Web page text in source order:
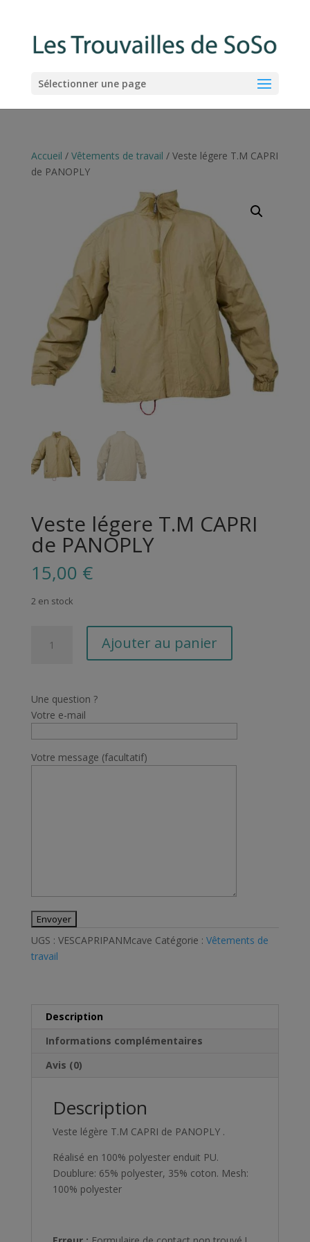
Sélectionner une page
Accueil / Vêtements de travail / Veste légere T.M CAPRI
de PANOPLY
Veste légere T.M CAPRI
de PANOPLY
15,00 €
2 en stock
T.M
CAPRI
Ajouter au panier
Une question ?
Votre e-mail
Votre message (facultatif)
UGS : VESCAPRIPANMcave Catégorie : Vêtements de
travail
Description
Informations complémentaires
Avis (0)
Description
Veste légère T.M CAPRI de PANOPLY .
Réalisé en 100% polyester enduit PU.
Doublure: 65% polyester, 35% coton. Mesh:
100% polyester